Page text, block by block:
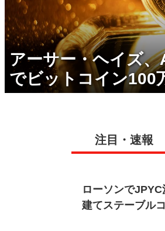
アーサー・ヘイズ
でビットコイン100
注目・速報
ローソンで
建てステーブル